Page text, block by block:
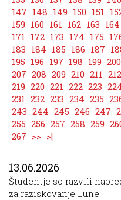
147 148 149 150 151
159 160 161 162 163 164
171 172 173 174 175
183 184 185 186 187
195 196 197 198 199 200
207 208 209 210 211 212
219 220 221 222 223
231 232 233 234 235
243 244 245 246 247
255 256 257 258 259
267 >> >|
13.06.2026
Študentje so razvili
za raziskovanje Lune